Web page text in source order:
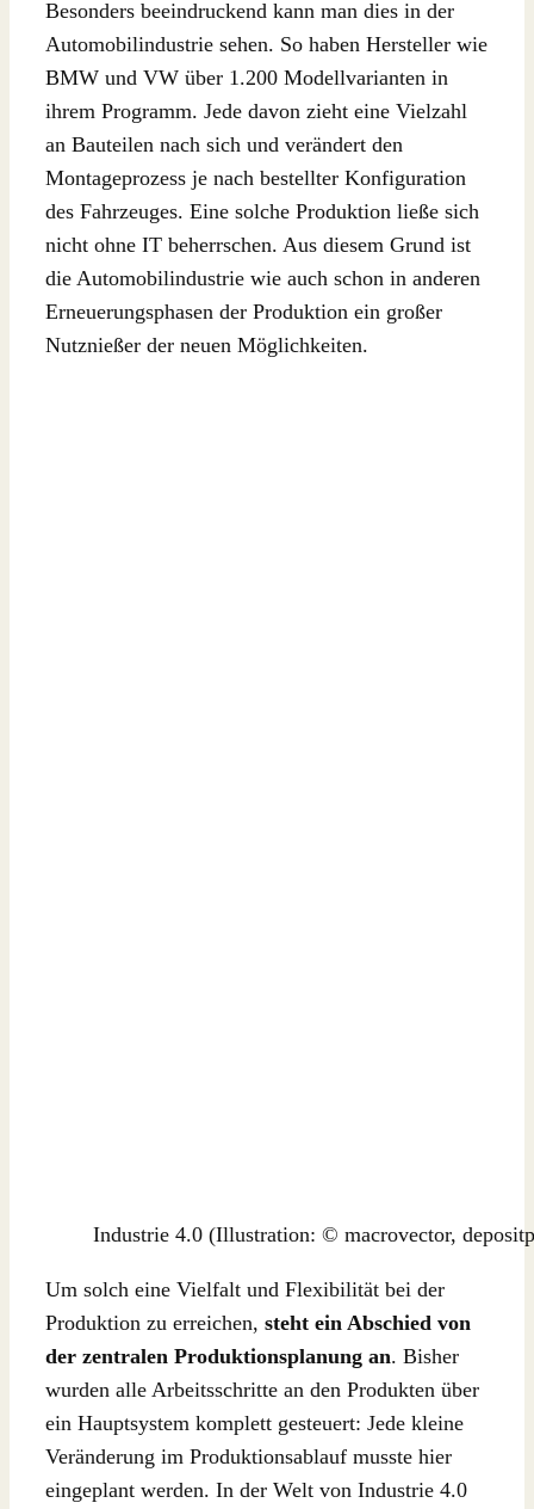
Besonders beeindruckend kann man dies in der
Automobilindustrie sehen. So haben Hersteller wie
BMW und VW über 1.200 Modellvarianten in
ihrem Programm. Jede davon zieht eine Vielzahl
an Bauteilen nach sich und verändert den
Montageprozess je nach bestellter Konfiguration
des Fahrzeuges. Eine solche Produktion ließe sich
nicht ohne IT beherrschen. Aus diesem Grund ist
die Automobilindustrie wie auch schon in anderen
Erneuerungsphasen der Produktion ein großer
Nutznießer der neuen Möglichkeiten.
Industrie 4.0 (Illustration: © macrovector,
Um solch eine Vielfalt und Flexibilität bei der
Produktion zu erreichen, steht ein Abschied von
der zentralen Produktionsplanung an. Bisher
wurden alle Arbeitsschritte an den Produkten über
ein Hauptsystem komplett gesteuert: Jede kleine
Veränderung im Produktionsablauf musste hier
eingeplant werden. In der Welt von Industrie 4.0